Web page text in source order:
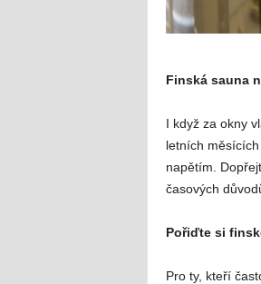
Finská sauna
I když za okny
letních
napětím.
časových
Pořiďte si
Pro ty, kteří